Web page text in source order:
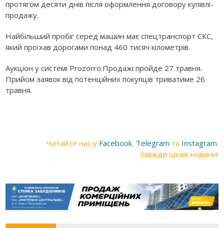
протягом десяти днів після оформлення договору купівлі-
продажу.
Найбільший пробіг серед машин має спецтранспорт СКС,
який проїхав дорогами понад 460 тисяч кілометрів.
Аукціон у системі Prozorro.Продажі пройде 27 травня.
Прийом заявок від потенційних покупців триватиме 26
травня.
Читайте нас у Facebook, Telegram та Instagram.
Завжди цікаві новини!